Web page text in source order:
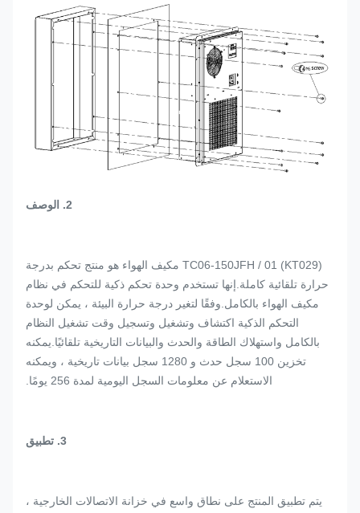
2. الوصف
TC06-150JFH / 01 (KT029) مكيف الهواء هو منتج تحكم بدرجة
حرارة تلقائية كاملة.إنها تستخدم وحدة تحكم ذكية للتحكم في نظام
مكيف الهواء بالكامل.وفقًا لتغير درجة حرارة البيئة ، يمكن لوحدة
التحكم الذكية اكتشاف وتشغيل وتسجيل وقت تشغيل النظام
بالكامل واستهلاك الطاقة والحدث والبيانات التاريخية تلقائيًا.يمكنه
تخزين 100 سجل حدث و 1280 سجل بيانات تاريخية ، ويمكنه
الاستعلام عن معلومات السجل اليومية لمدة 256 يومًا.
3. تطبيق
يتم تطبيق المنتج على نطاق واسع في خزانة الاتصالات الخارجية ،